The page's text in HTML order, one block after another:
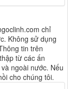
chỉ
Không sử dụng
tin trên
từ các ấn
ngoài nước. Nếu
cho chúng tôi.